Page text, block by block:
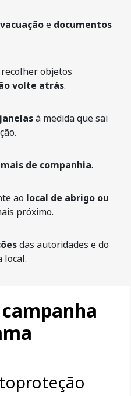
e documentos
objetos
volte atrás.
à medida que sai
de companhia.
ao local de abrigo ou
próximo.
das autoridades e do
local.